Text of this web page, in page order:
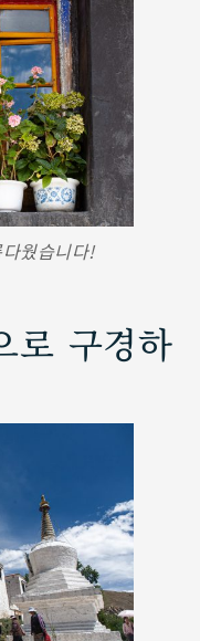
웠습니다!
로 구경하